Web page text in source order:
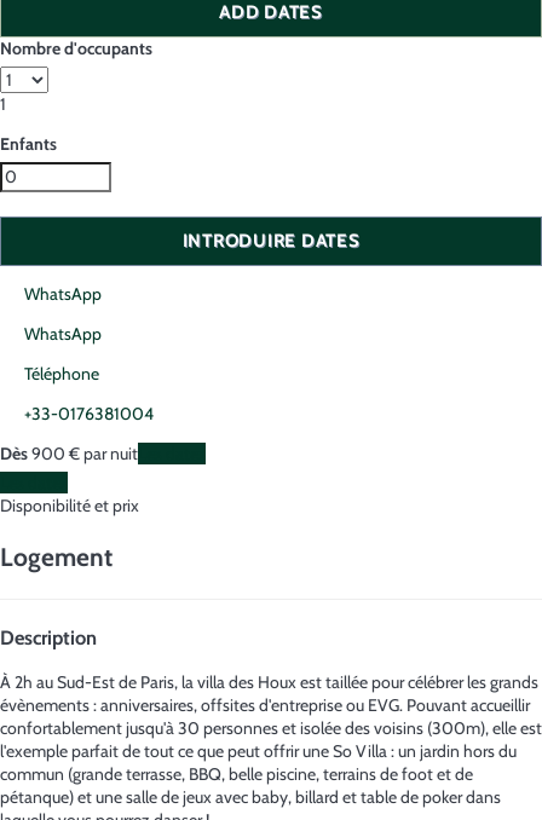
ADD DATES
Nombre d'occupants
1
Enfants
INTRODUIRE DATES
WhatsApp
WhatsApp
Téléphone
+33-0176381004
Dès900 €par nuit
Disponibilité et prix
Logement
Description
À 2h au Sud-Est de Paris, la villa des Houx est taillée pour célébrer les grands
évènements : anniversaires, offsites d'entreprise ou EVG. Pouvant accueillir
confortablement jusqu'à 30 personnes et isolée des voisins (300m), elle est
l'exemple parfait de tout ce que peut offrir une So Villa : un jardin hors du
commun (grande terrasse, BBQ, belle piscine, terrains de foot et de
pétanque) et une salle de jeux avec baby, billard et table de poker dans